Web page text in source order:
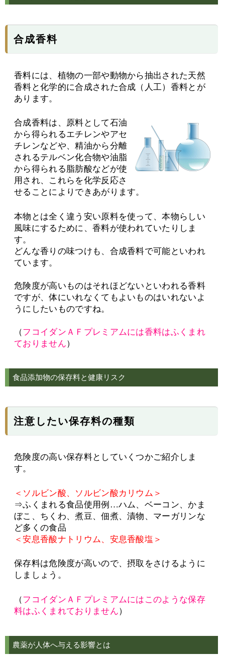
合成香料
香料には、植物の一部や動物から抽出された天然
香料と化学的に合成された合成（人工）香料とが
あります。
合成香料は、原料として石油
から得られるエチレンやアセ
チレンなどや、精油から分離
されるテルベン化合物や油脂
から得られる脂肪酸などが使
用され、これらを化学反応さ
せることによりできあがります。
本物とは全く違う安い原料を使って、本物らしい
風味にするために、香料が使われていたりしま
す。
どんな香りの味つけも、合成香料で可能といわれ
ています。
危険度が高いものはそれほどないといわれる香料
ですが、体にいれなくてもよいものはいれないよ
うにしたいものですね。
（フコイダンＡＦプレミアムには香料はふくまれ
ておりません）
食品添加物の保存料と健康リスク
注意したい保存料の種類
危険度の高い保存料としていくつかご紹介しま
す。
＜ソルビン酸、ソルビン酸カリウム＞
⇒ふくまれる食品使用例…ハム、ベーコン、かま
ぼこ、ちくわ、煮豆、佃煮、漬物、マーガリンな
ど多くの食品
＜安息香酸ナトリウム、安息香酸塩＞
保存料は危険度が高いので、摂取をさけるように
しましょう。
（フコイダンＡＦプレミアムにはこのような保存
料はふくまれておりません）
農薬が人体へ与える影響とは